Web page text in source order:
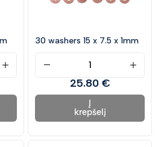
(TaaS)
medžiagos
30 washers 15 x 7.5 x 1mm
25.80 €
Į
krepšelį